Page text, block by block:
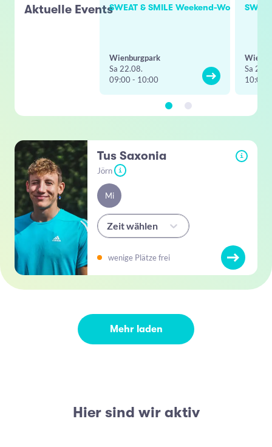
Aktuelle EventsSWEAT & SMILE Weekend-Workout
Wienburgpark
Sa 22.08.
09:00 - 10:00
Sa
10:00
Tus Saxonia i
Jörn i
Mi
Zeit wählen
wenige Plätze frei
Mehr laden
Hier sind wir aktiv